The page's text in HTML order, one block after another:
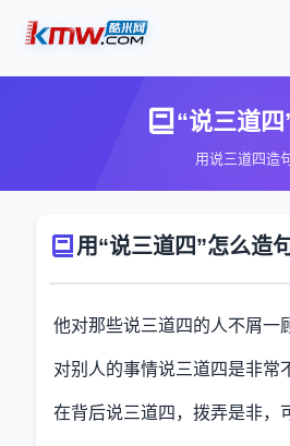
“说三道四
用说三道四造
用“说三道四”怎么造
他对那些说三道四的人不屑一
对别人的事情说三道四是非常
在背后说三道四，拨弄是非，